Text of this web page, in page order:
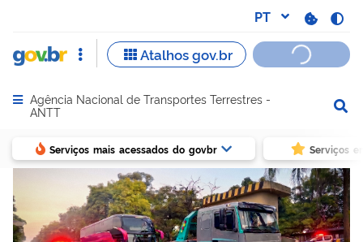
Abrir menu principal de navegação
Agência Nacional de Transportes Terrestres -
ANTT
Serviços mais acessados do govbr Serviços